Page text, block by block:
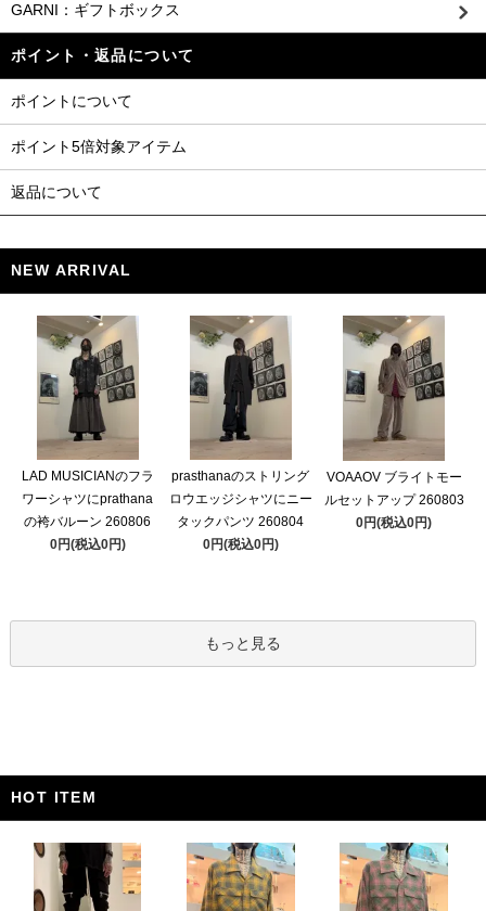
GARNI：ギフトボックス
ポイント・返品について
ポイントについて
ポイント5倍対象アイテム
返品について
NEW ARRIVAL
LAD MUSICIANのフラ
ワーシャツにprathana
の袴バルーン 260806
0円(税込0円)
prasthanaのストリング
ロウエッジシャツにニー
タックパンツ 260804
0円(税込0円)
VOAAOV ブライトモー
ルセットアップ 260803
0円(税込0円)
もっと見る
HOT ITEM